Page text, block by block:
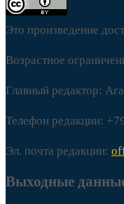
Это произведение
Возрастное
Главный редактор:
Телефон редакции:
Эл. почта редакции:
Выходные